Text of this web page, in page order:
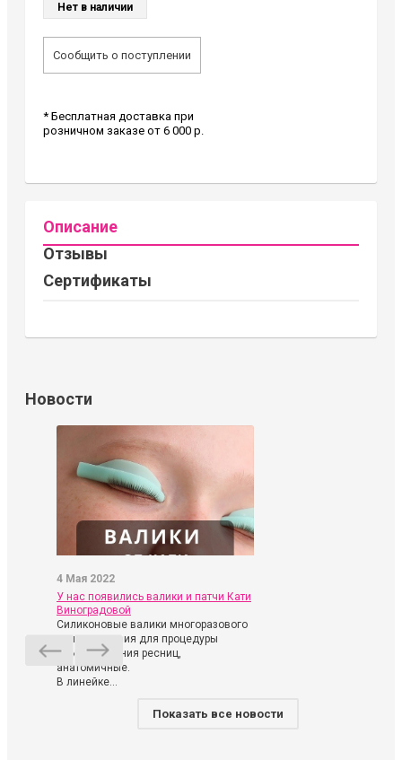
Нет в наличии
Сообщить о поступлении
* Бесплатная доставка при
розничном заказе от 6 000 р.
Описание
Отзывы
Сертификаты
Новости
4 Мая 2022
У нас появились валики и патчи Кати
Виноградовой
Силиконовые валики многоразового
использования для процедуры
ламинирования ресниц,
анатомичные.
В линейке...
Показать все новости